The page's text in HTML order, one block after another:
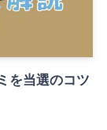
を当選のコツ